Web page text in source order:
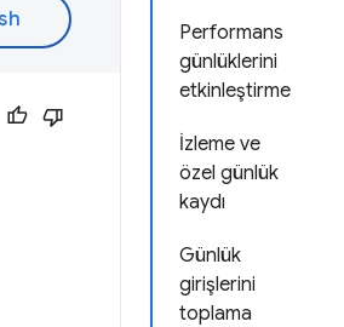
Performans
günlüklerini
etkinleştirme
İzleme ve
özel günlük
kaydı
Günlük
girişlerini
toplama